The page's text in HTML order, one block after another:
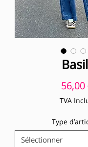
56,00
TVA
Type